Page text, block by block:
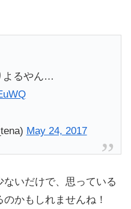
よるやん…
May 24, 2017
いだけで、思っている
かもしれませんね！